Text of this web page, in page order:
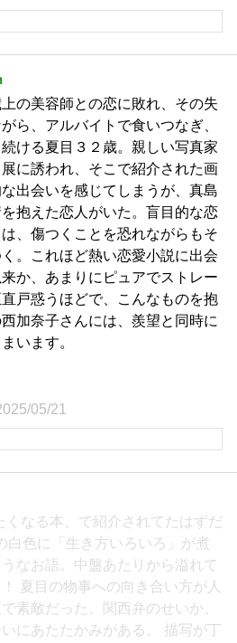
の美容師との恋に敗れ、その失
ら、アルバイトで食いつなぎ、
ける夏目３２歳。親しい写真家
に誘われ、そこで紹介された画
出会いを感じてしまうが、真島
抱えた恋人がいた。盲目的な恋
、傷つくことを恐れながらもそ
。これほど熱い恋愛小説に出会
か、あまりにピュアでストレー
直戸惑うほどで、こんなものを抱
加奈子さんには、羨望と同時に
います。
05/21
くなる本、で紹介されてたはずだ
白色に「生き方いろいろ」が煮
なお語。中盤あたりから溢れて
夏目の物事への向き合い方が人
素敵だった。関西弁のせいか、
にあたたかみがある。 描写が丁